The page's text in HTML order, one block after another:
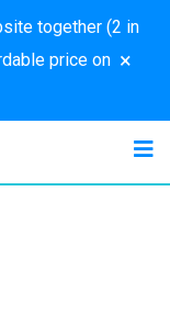
together (2 in
price on ×